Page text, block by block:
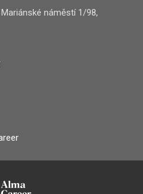
náměstí 1/98,